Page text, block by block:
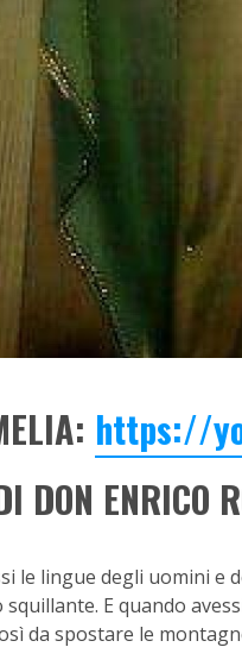
https://
DON ENRICO
le lingue degli uomini
E quando
da spostare le